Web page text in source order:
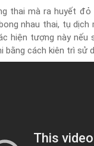
thai mà ra huyết
nhau thai, tụ dịch
hiện tượng này
cách kiên trì sử